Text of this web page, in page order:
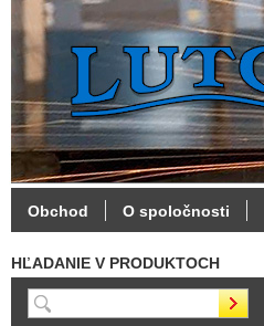
HĽADANIE V PRODUKTOCH
Obchod O spoločnosti